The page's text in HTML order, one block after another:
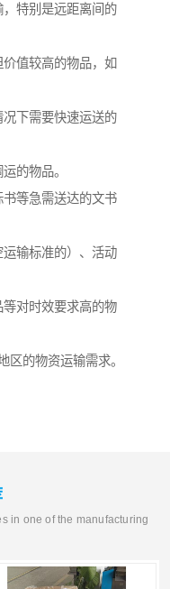
特别是远距离间的
值较高的物品，如
下需要快速运送的
的物品。
等急需送达的文书
输标准的）、活动
对时效要求高的物
区的物资运输需求。
in one of the manufacturing